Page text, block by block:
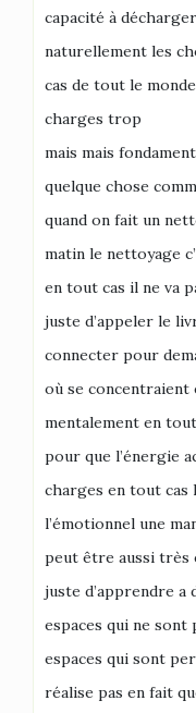
capacité à
naturellement les
cas de tout le
charges trop
mais mais
quelque chose
quand on fait un
matin le nettoyage
en tout cas il ne va
juste d’appeler le
connecter pour
où se concentraient
mentalement en
pour que l’énergie
charges en tout cas
l’émotionnel une
peut être aussi très
juste d’apprendre a
espaces qui ne sont
espaces qui sont
réalise pas en fait